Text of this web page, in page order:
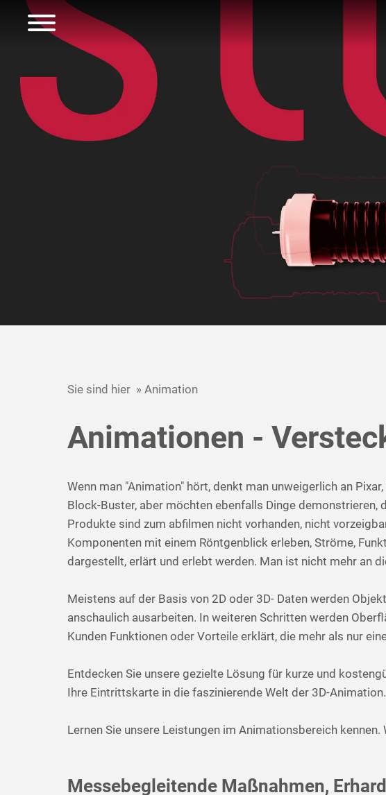
Sie sind hier » Animation
Animationen -
Wenn man "Animation" hört, denkt man unweigerlich an
Block-Buster, aber möchten ebenfalls Dinge
Produkte sind zum abfilmen nicht vorhanden, nicht
Komponenten mit einem Röntgenblick erleben, Ströme,
dargestellt, erlärt und erlebt werden. Man ist nicht mehr an
Meistens auf der Basis von 2D oder 3D- Daten werden
anschaulich ausarbeiten. In weiteren Schritten werden
Kunden Funktionen oder Vorteile erklärt, die mehr als nur
Entdecken Sie unsere gezielte Lösung für kurze und
Ihre Eintrittskarte in die faszinierende Welt der 3D-Animation.
Lernen Sie unsere Leistungen im Animationsbereich kennen.
Messebegleitende Maßnahmen,